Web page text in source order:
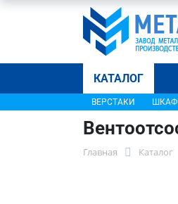
КАТАЛОГ
ВЕРСТАКИ
Главная Каталог